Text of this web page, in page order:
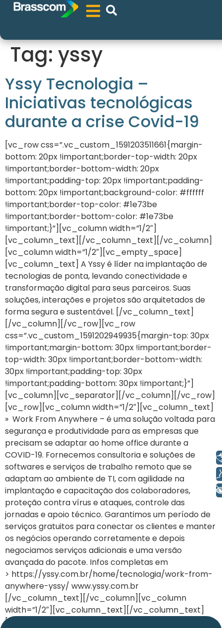
Tag: yssy
Yssy Tecnologia –
Iniciativas tecnológicas
durante a crise Covid-19
[vc_row css=”.vc_custom_1591203511661{margin-
bottom: 20px !important;border-top-width: 20px
!important;border-bottom-width: 20px
!important;padding-top: 20px !important;padding-
bottom: 20px !important;background-color: #ffffff
!important;border-top-color: #1e73be
!important;border-bottom-color: #1e73be
!important;}”][vc_column width=”1/2″]
[vc_column_text][/vc_column_text][/vc_column]
[vc_column width=”1/2″][vc_empty_space]
[vc_column_text] A Yssy é líder na implantação de
tecnologias de ponta, levando conectividade e
transformação digital para seus parceiros. Suas
soluções, interações e projetos são arquitetados de
forma segura e sustentável. [/vc_column_text]
[/vc_column][/vc_row][vc_row
css=”.vc_custom_1591202949935{margin-top: 30px
!important;margin-bottom: 30px !important;border-
top-width: 30px !important;border-bottom-width:
30px !important;padding-top: 30px
!important;padding-bottom: 30px !important;}”]
[vc_column][vc_separator][/vc_column][/vc_row]
[vc_row][vc_column width=”1/2″][vc_column_text]
» Work From Anywhere – é uma solução voltada para
segurança e produtividade para as empresas que
precisam se adaptar ao home office durante a
COVID-19. Fornecemos consultoria e soluções de
softwares e serviços de trabalho remoto que se
adaptam ao ambiente de TI, com agilidade na
implantação e capacitação dos colaboradores,
proteção contra vírus e ataques, controle das
jornadas e apoio técnico. Garantimos um período de
serviços gratuitos para conectar os clientes e manter
os negócios operando corretamente e depois
negociamos serviços adicionais e uma versão
avançada do pacote. Infos completas em
> https://yssy.com.br/home/tecnologia/work-from-
anywhere-yssy/ www.yssy.com.br
[/vc_column_text][/vc_column][vc_column
width=”1/2″][vc_column_text][/vc_column_text]
[/vc_column][/vc_row]
Libras
+ Acessibilidade